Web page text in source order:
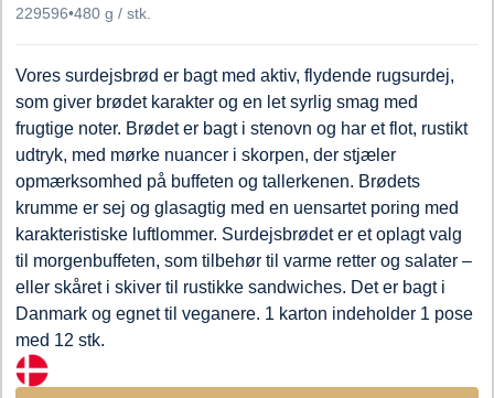
229596•480 g / stk.
Vores surdejsbrød er bagt med aktiv, flydende rugsurdej,
som giver brødet karakter og en let syrlig smag med
frugtige noter. Brødet er bagt i stenovn og har et flot, rustikt
udtryk, med mørke nuancer i skorpen, der stjæler
opmærksomhed på buffeten og tallerkenen. Brødets
krumme er sej og glasagtig med en uensartet poring med
karakteristiske luftlommer. Surdejsbrødet er et oplagt valg
til morgenbuffeten, som tilbehør til varme retter og salater –
eller skåret i skiver til rustikke sandwiches. Det er bagt i
Danmark og egnet til veganere. 1 karton indeholder 1 pose
med 12 stk.